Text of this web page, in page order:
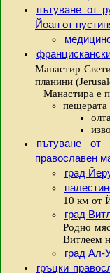
пътуване от
Йоан от
Манастир
планини
Манастира е
пещерата
пътуване от
православен
град
10 км от
град
Родно
Витлеем
град Ал-
гръцки